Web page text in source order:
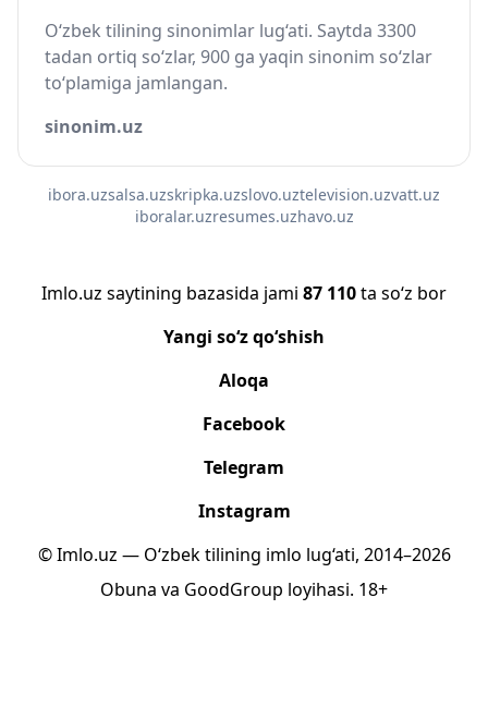
O‘zbek tilining sinonimlar lug‘ati. Saytda 3300
tadan ortiq so‘zlar, 900 ga yaqin sinonim so‘zlar
to‘plamiga jamlangan.
sinonim.uz
ibora.uzsalsa.uzskripka.uzslovo.uztelevision.uzvatt.uz
iboralar.uzresumes.uzhavo.uz
Imlo.uz saytining bazasida jami 87 110ta so‘z bor
Yangi so‘z qo‘shish
Aloqa
Facebook
Telegram
Instagram
© Imlo.uz — O‘zbek tilining imlo lug‘ati, 2014–2026
Obuna va GoodGroup loyihasi. 18+